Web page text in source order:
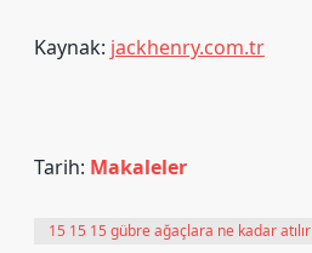
Kaynak: jackhenry.com.tr
Tarih: Makaleler
15 15 15 gübre ağaçlara ne kadar atılır